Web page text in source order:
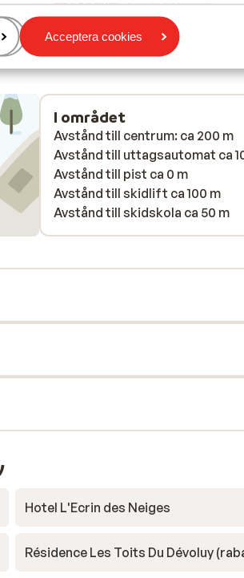
Acceptera cookies
AnonymEnsam förälder
I området
Avstånd till centrum: ca 200 m
Avstånd till uttagsautomat ca
Avstånd till pist ca 0 m
Avstånd till skidlift ca 100 m
Avstånd till skidskola ca 50 m
Hotel L'Ecrin des Neiges
Résidence Les Toits Du Dévoluy